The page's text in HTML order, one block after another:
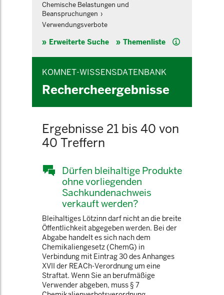
Chemische Belastungen und
Beanspruchungen
Verwendungsverbote
Erweiterte Suche Themenliste Hilfe
KOMNET-WISSENSDATENBANK
Rechercheergebnisse
Ergebnisse 21 bis 40 von
40 Treffern
Dürfen bleihaltige Produkte
ohne vorliegenden
Sachkundenachweis
verkauft werden?
Bleihaltiges Lötzinn darf nicht an die breite
Öffentlichkeit abgegeben werden. Bei der
Abgabe handelt es sich nach dem
Chemikaliengesetz (ChemG) in
Verbindung mit Eintrag 30 des Anhanges
XVII der REACh-Verordnung um eine
Straftat. Wenn Sie an berufmäßige
Verwender abgeben, muss § 7